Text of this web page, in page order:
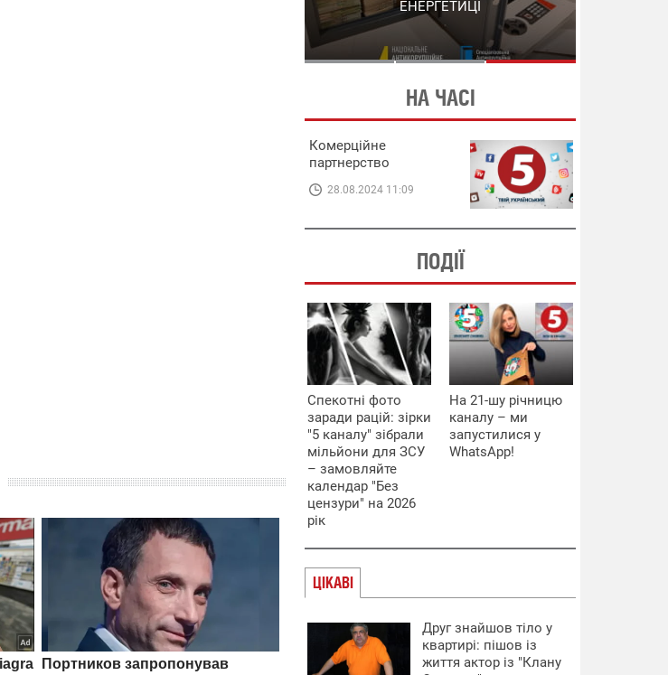
СХЕМИ В ЕНЕРГЕТИЦІ
ЕНЕРГЕТИЦІ
НА ЧАСІ
Комерційне
партнерство
28.08.2024 11:09
ПОДІЇ
Спекотні фото
заради рацій: зірки
"5 каналу" зібрали
мільйони для ЗСУ
– замовляйте
календар "Без
цензури" на 2026
рік
На 21-шу річницю
каналу – ми
запустилися у
WhatsApp!
ЦІКАВІ
Друг знайшов тіло у
квартирі: пішов із
життя актор із "Клану